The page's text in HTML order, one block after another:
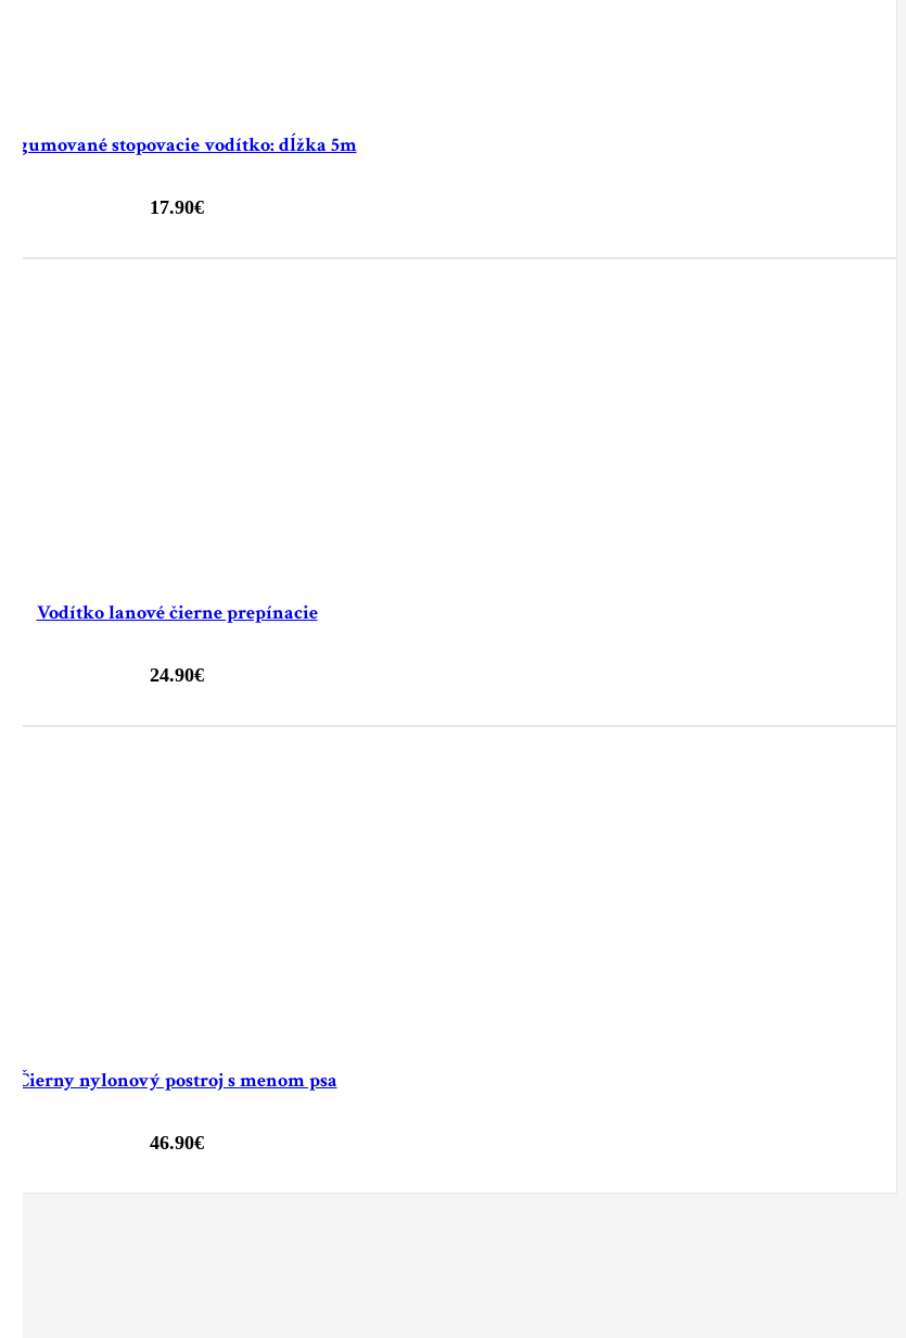
Pogumované stopovacie vodítko: dĺžka 5m
17.90€
Vodítko lanové čierne prepínacie
24.90€
Čierny nylonový postroj s menom psa
46.90€